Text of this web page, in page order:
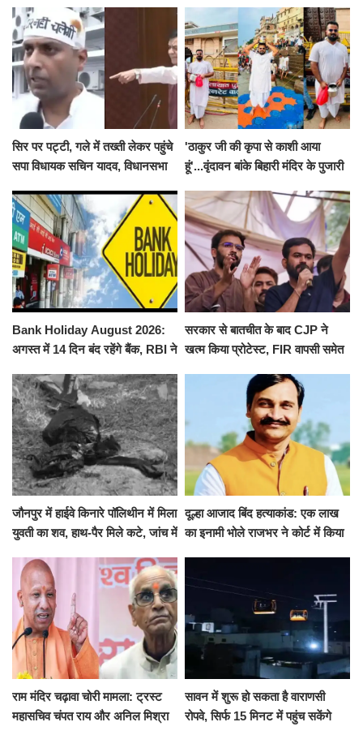
सिर पर पट्टी, गले में तख्ती लेकर पहुंचे
सपा विधायक सचिन यादव, विधानसभा
निलंबित
'ठाकुर जी की कृपा से काशी आया
हूं'...वृंदावन बांके बिहारी मंदिर के पुजारी
जलाभिषेक
Bank Holiday August 2026:
अगस्त में 14 दिन बंद रहेंगे बैंक, RBI ने
सरकार से बातचीत के बाद CJP ने
खत्म किया प्रोटेस्ट, FIR वापसी समेत
जौनपुर में हाईवे किनारे पॉलिथीन में मिला
युवती का शव, हाथ-पैर मिले कटे, जांच में
दूल्हा आजाद बिंद हत्याकांड: एक लाख
का इनामी भोले राजभर ने कोर्ट में किया
राम मंदिर चढ़ावा चोरी मामला: ट्रस्ट
महासचिव चंपत राय और अनिल मिश्रा
सावन में शुरू हो सकता है वाराणसी
रोपवे, सिर्फ 15 मिनट में पहुंच सकेंगे